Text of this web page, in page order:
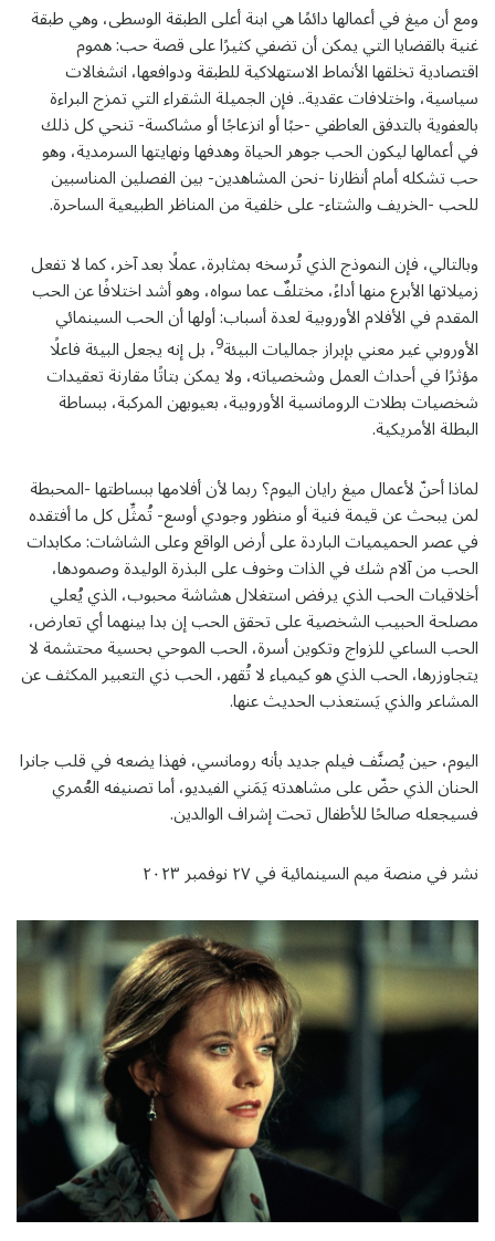
ومع أن ميغ في أعمالها دائمًا هي ابنة أعلى الطبقة الوسطى، وهي طبقة
غنية بالقضايا التي يمكن أن تضفي كثيرًا على قصة حب: هموم
اقتصادية تخلقها الأنماط الاستهلاكية للطبقة ودوافعها، انشغالات
سياسية، واختلافات عقدية.. فإن الجميلة الشقراء التي تمزج البراءة
بالعفوية بالتدفق العاطفي -حبًا أو انزعاجًا أو مشاكسة- تنحي كل ذلك
في أعمالها ليكون الحب جوهر الحياة وهدفها ونهايتها السرمدية، وهو
حب تشكله أمام أنظارنا -نحن المشاهدين- بين الفصلين المناسبين
للحب -الخريف والشتاء- على خلفية من المناظر الطبيعية الساحرة.
وبالتالي، فإن النموذج الذي تُرسخه بمثابرة، عملًا بعد آخر، كما لا تفعل
زميلاتها الأبرع منها أداءً، مختلفٌ عما سواه، وهو أشد اختلافًا عن الحب
المقدم في الأفلام الأوروبية لعدة أسباب: أولها أن الحب السينمائي
الأوروبي غير معني بإبراز جماليات البيئة9، بل إنه يجعل البيئة فاعلًا
مؤثرًا في أحداث العمل وشخصياته، ولا يمكن بتاتًا مقارنة تعقيدات
شخصيات بطلات الرومانسية الأوروبية، بعيوبهن المركبة، ببساطة
البطلة الأمريكية.
لماذا أحنّ لأعمال ميغ رايان اليوم؟ ربما لأن أفلامها ببساطتها -المحبطة
لمن يبحث عن قيمة فنية أو منظور وجودي أوسع- تُمثِّل كل ما أفتقده
في عصر الحميميات الباردة على أرض الواقع وعلى الشاشات: مكابدات
الحب من آلام شك في الذات وخوف على البذرة الوليدة وصمودها،
أخلاقيات الحب الذي يرفض استغلال هشاشة محبوب، الذي يُعلي
مصلحة الحبيب الشخصية على تحقق الحب إن بدا بينهما أي تعارض،
الحب الساعي للزواج وتكوين أسرة، الحب الموحي بحسية محتشمة لا
يتجاوزرها، الحب الذي هو كيمياء لا تُقهر، الحب ذي التعبير المكثف عن
المشاعر والذي يَستعذب الحديث عنها.
اليوم، حين يُصنَّف فيلم جديد بأنه رومانسي، فهذا يضعه في قلب جانرا
الحنان الذي حضّ على مشاهدته يَمَني الفيديو، أما تصنيفه العُمري
فسيجعله صالحًا للأطفال تحت إشراف الوالدين.
نشر في منصة ميم السينمائية في ٢٧ نوفمبر ٢٠٢٣